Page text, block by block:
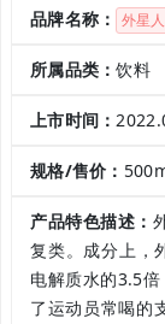
品牌名称： 外星人
所属品类：饮料
上市时间：
规格/售价：
产品特色描述：
复类。成分上，
电解质水的3.5
了运动员常喝的